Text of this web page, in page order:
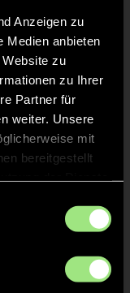
Anzeigen zu
Medien anbieten
zu
zu Ihrer
Partner für
weiter. Unsere
mit
bereitgestellt